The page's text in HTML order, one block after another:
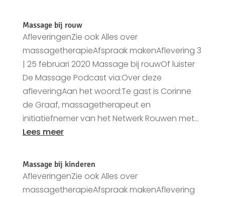
Massage bij rouw
AfleveringenZie ook Alles over
massagetherapieAfspraak makenAflevering 3
| 25 februari 2020 Massage bij rouwOf luister
De Massage Podcast via:Over deze
afleveringAan het woord:Te gast is Corinne
de Graaf, massagetherapeut en
initiatiefnemer van het Netwerk Rouwen met...
Lees meer
Massage bij kinderen
AfleveringenZie ook Alles over
massagetherapieAfspraak makenAflevering